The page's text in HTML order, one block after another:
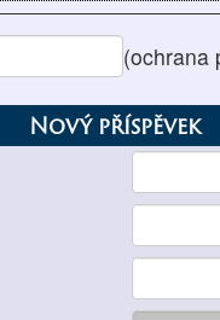
(ochrana
Nový příspěvek